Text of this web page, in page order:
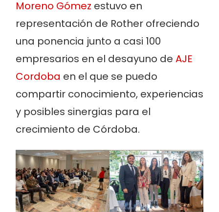
Moreno Gómez estuvo en
representación de Rother ofreciendo
una ponencia junto a casi 100
empresarios en el desayuno de AJE
Cordoba en el que se puedo
compartir conocimiento, experiencias
y posibles sinergias para el
crecimiento de Córdoba.